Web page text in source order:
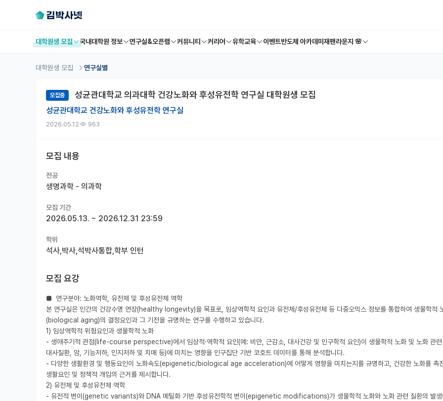
대학원생 모집 국내대학원 정보 연구실&오픈랩 커뮤니티 커리어 유학교육 이벤트반도체 아카데미 재팬라운지 🌸
대학원생 모집 연구실별
모집중 성균관대학교 의과대학 건강노화와 후성유전학 연구실 대학원생 모집
성균관대학교 건강노화와 후성유전학 연구실
2026.05.12 963
모집 내용
전공
생명과학 - 의과학
모집 기간
2026.05.13. ~ 2026.12.31 23:59
학위
석사,박사,석박사통합,학부 인턴
모집 요강
■  연구분야: 노화역학, 유전체 및 후성유전체 역학
본 연구실은 인간의 건강수명 연장(healthy longevity)을 목표로, 임상역학적 요인과 유전체/후성유전체 등 다중오믹스 정보를 통합하여 생물학적
(biological aging)의 결정요인과 그 기전을 규명하는 연구를 수행하고 있습니다.
1) 임상역학적 위험요인과 생물학적 노화
- 생애주기적 관점(life-course perspective)에서 임상적·역학적 요인(예: 비만, 근감소, 대사건강 및 인구학적 요인)이 생물학적 노화 및 노화 관련
대사질환, 암, 기능저하, 인지저하 및 치매 등)에 미치는 영향을 인구집단 기반 코호트 데이터를 통해 분석합니다.
- 다양한 생활환경 및 행동요인이 노화속도(epigenetic/biological age acceleration)에 어떻게 영향을 미치는지를 규명하고, 건강한 노화를 촉
생활요인 및 정책적 개입의 근거를 제시합니다.
2) 유전체 및 후성유전체 역학
- 유전적 변이(genetic variants)와 DNA 메틸화 기반 후성유전학적 변이(epigenetic modifications)가 생물학적 노화와 노화 관련 질환의 발생